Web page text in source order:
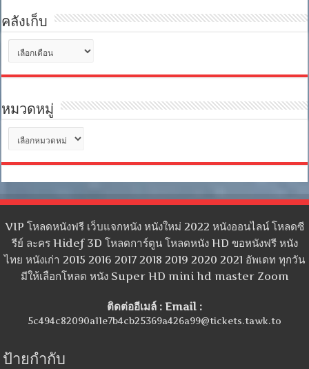
คลังเก็บ
เก็บ
หมวดหมู่
หมู่
VIP โหลดหนังฟรี เว็บแจกหนัง หนังใหม่ 2022 หนังออนไลน์ โหลดซี
รีย์ ละคร Hidef 3D โหลดการ์ตูน โหลดหนัง HD ขอหนังฟรี หนัง
ไทย หนังเก่า 2015 2016 2017 2018 2019 2020 2021 อัพเดท ทุกวัน
มีให้เลือกโหลด หนัง Super HD mini hd master Zoom
ติดต่ออีเมล์ : Email :
5c494c82090a11e7b4cb25369a426a99@tickets.tawk.to
ป้ายกำกับ